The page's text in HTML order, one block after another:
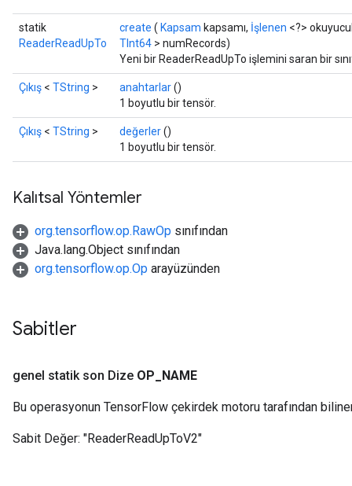
statik
ReaderReadUpTo
create ( Kapsam kapsamı, İşlenen <?>
TInt64 > numRecords)
Yeni bir ReaderReadUpTo işlemini saran bir
Çıkış < TString > anahtarlar()
1 boyutlu bir tensör.
Çıkış < TString > değerler()
1 boyutlu bir tensör.
Kalıtsal Yöntemler
org.tensorflow.op.RawOp sınıfından
Java.lang.Object sınıfından
org.tensorflow.op.Op arayüzünden
Sabitler
genel statik son Dize OP NAME
Bu operasyonun TensorFlow çekirdek motoru tarafından
Sabit Değer: "ReaderReadUpToV2"